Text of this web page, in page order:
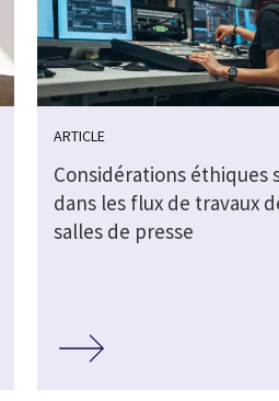
ARTICLE
Considérations éthiques
dans les flux de travaux
salles de presse